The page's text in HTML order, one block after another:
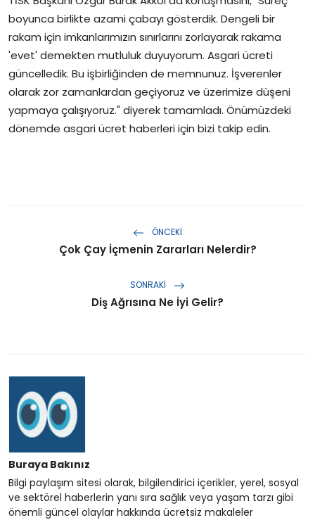
boyunca birlikte azami çabayı gösterdik. Dengeli bir
rakam için imkanlarımızın sınırlarını zorlayarak rakama
'evet' demekten mutluluk duyuyorum. Asgari ücreti
güncelledik. Bu işbirliğinden de memnunuz. İşverenler
olarak zor zamanlardan geçiyoruz ve üzerimize düşeni
yapmaya çalışıyoruz." diyerek tamamladı. Önümüzdeki
dönemde asgari ücret haberleri için bizi takip edin.
ÖNCEKI
Çok Çay İçmenin Zararları Nelerdir?
SONRAKI
Diş Ağrısına Ne İyi Gelir?
Buraya Bakınız
Bilgi paylaşım sitesi olarak, bilgilendirici içerikler, yerel, sosyal
ve sektörel haberlerin yanı sıra sağlık veya yaşam tarzı gibi
önemli güncel olaylar hakkında ücretsiz makaleler